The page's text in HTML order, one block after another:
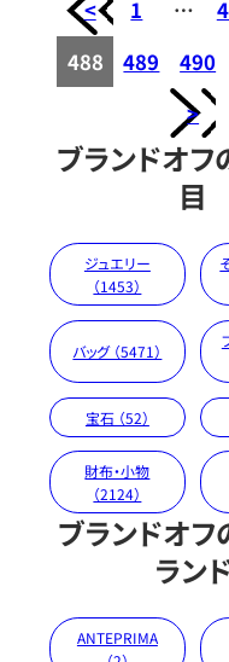
< 1 …
488
489
490
>
ブランドオ
目
ジュエリー
（1453）
バッグ （5471）
宝石 （52）
財布・小物
（2124）
ブランドオ
ラン
ANTEPRIMA